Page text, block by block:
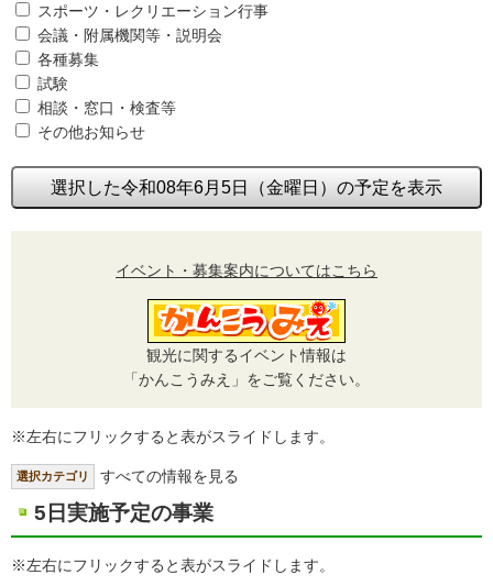
スポーツ・レクリエーション行事
会議・附属機関等・説明会
各種募集
試験
相談・窓口・検査等
その他お知らせ
選択した令和08年6月5日（金曜日）の予定を表示
イベント・募集案内についてはこちら
観光に関するイベント情報は
「かんこうみえ」をご覧ください。
※左右にフリックすると表がスライドします。
選択カテゴリ すべての情報を見る
5日実施予定の事業
※左右にフリックすると表がスライドします。